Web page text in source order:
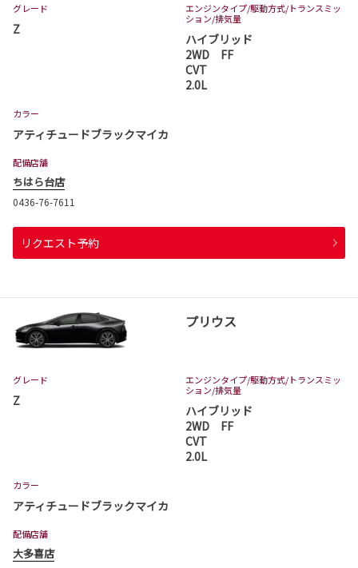
グレード
Z
エンジンタイプ/駆動方式/トランスミッ
ション/排気量
ハイブリッド
2WD FF
CVT
2.0L
カラー
アティチュードブラックマイカ
配備店舗
ちはら台店
0436-76-7611
リクエスト予約
プリウス
グレード
Z
エンジンタイプ/駆動方式/トランスミッ
ション/排気量
ハイブリッド
2WD FF
CVT
2.0L
カラー
アティチュードブラックマイカ
配備店舗
大多喜店